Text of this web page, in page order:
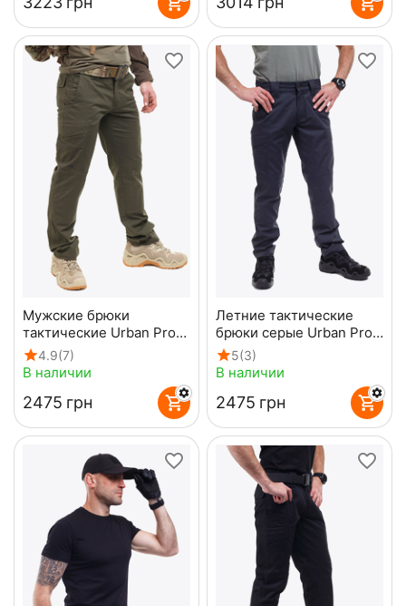
Мужские брюки
тактические Urban Pro
Tundra
4.9(7)
В наличии
‍2475‍ грн
Летние тактические
брюки серые Urban Pro
Gray
5(3)
В наличии
‍2475‍ грн